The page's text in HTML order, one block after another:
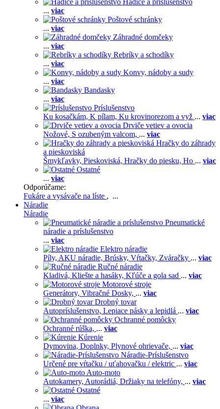
Hadice a príslušenstvo
... viac
Poštové schránky
... viac
Záhradné domčeky
... viac
Rebríky a schodíky
... viac
Konvy, nádoby a sudy
... viac
Bandasky
... viac
Príslušenstvo
Ku kosačkám, K pílam, Ku krovinorezom a vyž ... viac
Drviče vetiev a ovocia
Nožové, S ozubeným valcom, ... viac
Hračky do záhrady
a pieskoviská
Šmykľavky, Pieskoviská, Hračky do piesku, Ho ... viac
Ostatné
... viac
Odporúčame:
Fukáre a vysávače na líste , ...
Náradie
Náradie
Pneumatické
náradie a príslušenstvo
... viac
Elektro náradie
Píly, AKU náradie, Brúsky, Vŕtačky, Zváračky ... viac
Ručné náradie
Kladivá, Kliešte a hasáky, Kľúče a gola sad ... viac
Motorové stroje
Generátory, Vibračné Dosky, ... viac
Drobný tovar
Autopríslušenstvo, Lepiace pásky a lepidlá ... viac
Ochranné pomôcky
Ochranné rúška, ... viac
Kúrenie
Dymovina, Doplnky, Plynové ohrievače, ... viac
Náradie-Príslušenstvo
Určené pre vŕtačku / uťahovačku / elektric ... viac
Auto-moto
Autokamery, Autorádiá, Držiaky na telefóny, ... viac
Ostatné
... viac